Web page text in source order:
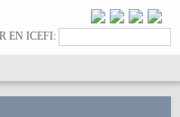
de
EN ICEFI: